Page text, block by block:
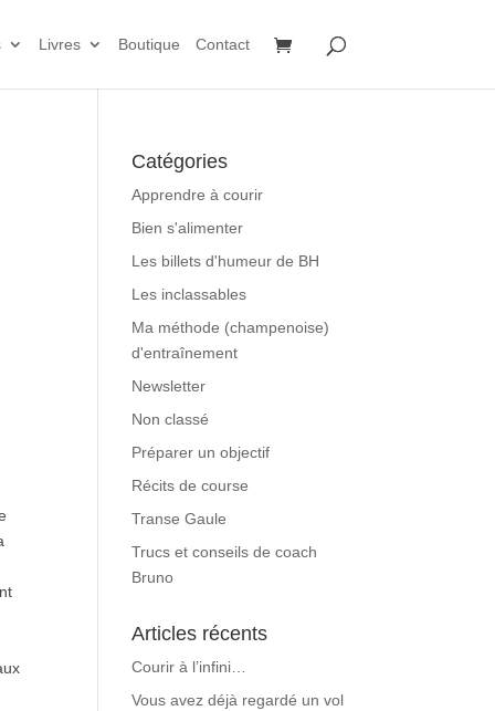
Livres Boutique Contact
Catégories
Apprendre à courir
Bien s'alimenter
Les billets d'humeur de BH
Les inclassables
Ma méthode (champenoise)
d'entraînement
Newsletter
Non classé
Préparer un objectif
Récits de course
Transe Gaule
Trucs et conseils de coach
Bruno
Articles récents
Courir à l’infini…
Vous avez déjà regardé un vol